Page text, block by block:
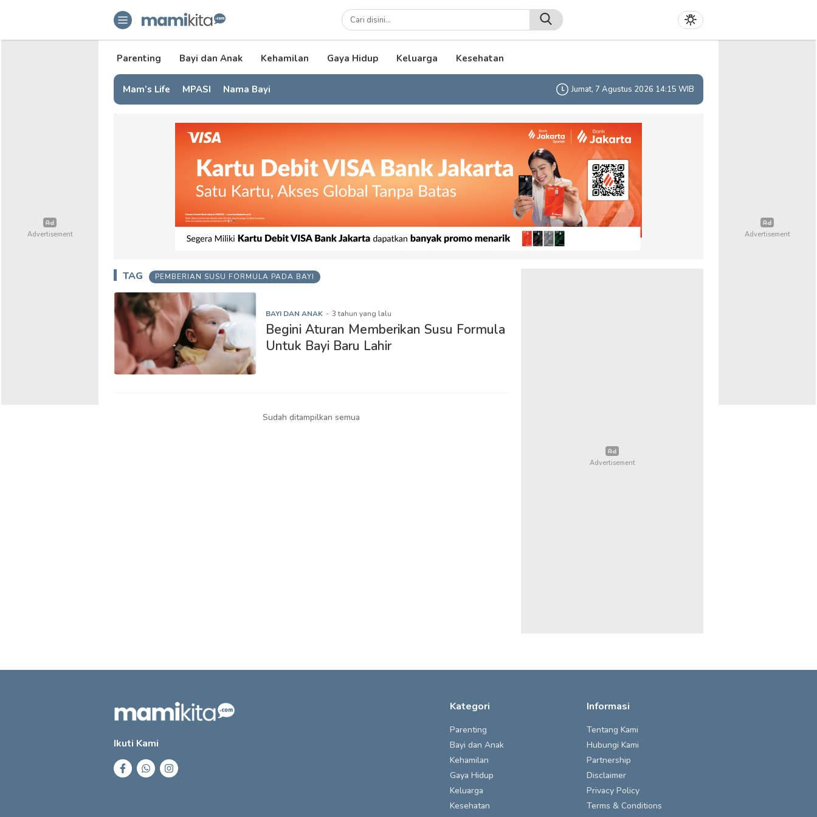
mamikita.com
Informasi Parenting untuk Mami Milenial
Parenting Bayi dan Anak Kehamilan Gaya Hidup Keluarga Kesehatan
Mam’s Life MPASI Nama Bayi Jumat, 7 Agustus 2026 14:15 WIB
TAG PEMBERIAN SUSU FORMULA PADA BAYI
BAYI DAN ANAK - 3 tahun yang lalu
Begini Aturan Memberikan Susu Formula
Untuk Bayi Baru Lahir
Sudah ditampilkan semua
Ikuti Kami
Kategori
Parenting
Bayi dan Anak
Kehamilan
Gaya Hidup
Keluarga
Kesehatan
Informasi
Tentang Kami
Hubungi Kami
Partnership
Disclaimer
Privacy Policy
Terms & Conditions